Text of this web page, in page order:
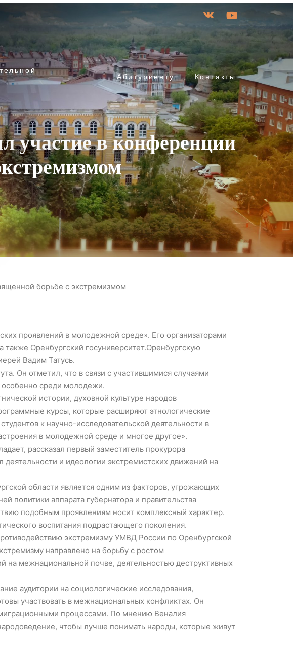
Абитуриенту Контакты
участие в конференции
борьбе с экстремизмом
проявлений в молодежной среде». Его организаторами
также Оренбургский госуниверситет.Оренбургскую
Вадим Татусь.
Он отметил, что в связи с участившимися случаями
особенно среди молодежи.
истории, духовной культуре народов
курсы, которые расширяют этнологические
к научно-исследовательской деятельности в
в молодежной среде и многое другое».
рассказал первый заместитель прокурора
и идеологии экстремистских движений на
области является одним из факторов, угрожающих
политики аппарата губернатора и правительства
подобным проявлениям носит комплексный характер.
воспитания подрастающего поколения.
экстремизму УМВД России по Оренбургской
направлено на борьбу с ростом
на межнациональной почве, деятельностью деструктивных
аудитории на социологические исследования,
участвовать в межнациональных конфликтах. Он
процессами. По мнению Веналия
чтобы лучше понимать народы, которые живут